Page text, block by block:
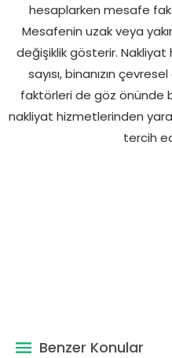
hesaplarken mesafe
Mesafenin uzak veya
değişiklik gösterir. Nakliyat
sayısı, binanızın
faktörleri de göz önünde
nakliyat hizmetlerinden
tercih
Benzer Konular